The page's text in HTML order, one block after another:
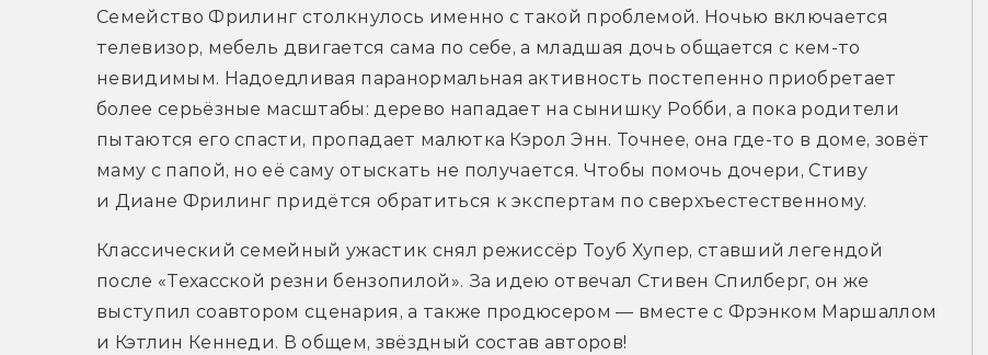
Семейство Фрилинг столкнулось именно с такой проблемой. Ночью включается
телевизор, мебель двигается сама по себе, а младшая дочь общается с кем-то
невидимым. Надоедливая паранормальная активность постепенно приобретает
более серьёзные масштабы: дерево нападает на сынишку Робби, а пока родители
пытаются его спасти, пропадает малютка Кэрол Энн. Точнее, она где-то в доме, зовёт
маму с папой, но её саму отыскать не получается. Чтобы помочь дочери, Стиву
и Диане Фрилинг придётся обратиться к экспертам по сверхъестественному.
Классический семейный ужастик снял режиссёр Тоуб Хупер, ставший легендой
после «Техасской резни бензопилой». За идею отвечал Стивен Спилберг, он же
выступил соавтором сценария, а также продюсером — вместе с Фрэнком Маршаллом
и Кэтлин Кеннеди. В общем, звёздный состав авторов!